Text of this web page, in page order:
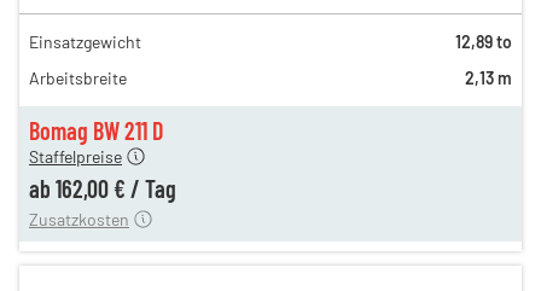
Bomag BW 211 D
280,00 €
234,00 €
195,00 €
Staffelpreise
ab 162,00 € / Tag
12,00 €
Zusatzkosten
Einsatzgewicht
12,89 to
Arbeitsbreite
2,13 m